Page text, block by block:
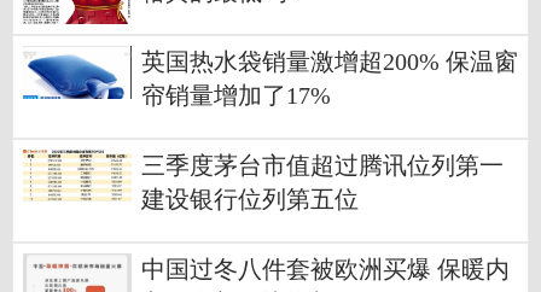
英国热水袋销量激增超200% 保温窗
帘销量增加了17%
三季度茅台市值超过腾讯位列第一
建设银行位列第五位
中国过冬八件套被欧洲买爆 保暖内